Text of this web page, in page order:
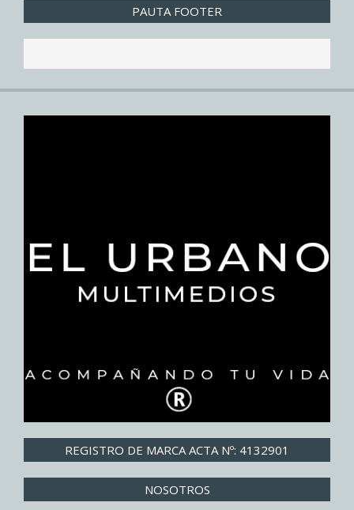
PAUTA FOOTER
REGISTRO DE MARCA ACTA Nº: 4132901
NOSOTROS